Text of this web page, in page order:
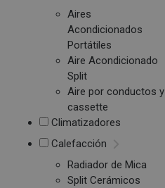
Aires
Acondicionados
Portátiles
Aire Acondicionado
Split
Aire por conductos y
cassette
Climatizadores
Calefacción
Radiador de Mica
Split Cerámicos